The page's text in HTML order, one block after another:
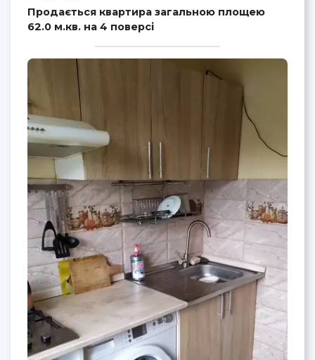
Продається квартира загальною площею
62.0 м.кв. на 4 поверсі